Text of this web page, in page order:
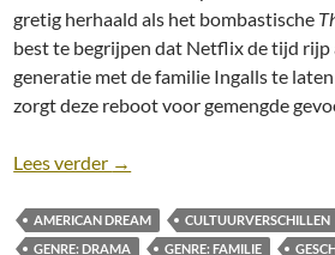
gretig herhaald als het bombastische
best te begrijpen dat Netflix de tijd rijp
generatie met de familie Ingalls te
zorgt deze reboot voor gemengde
Lees verder Recensie: Little House on
→
AMERICAN DREAM CULTUURVERSCHILLEN
GENRE: DRAMA
GENRE: FAMILIE